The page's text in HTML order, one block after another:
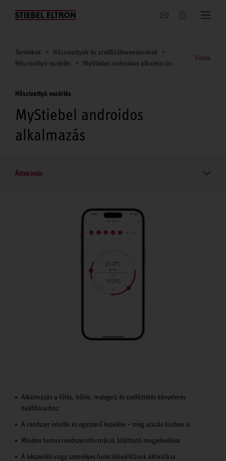
Hírek
Termékek
Hőszivattyúk és szellőzőberendezések
Hőszivattyú vezérlés
MyStiebel androidos alkalmazás
Vissza
Hőszivattyú vezérlés
MyStiebel androidos
alkalmazás
Áttekintés
Alkalmazás a fűtés, hűtés, melegvíz és szellőztetés kényelmes
beállításaihoz
A rendszer intuitív és egyszerű kezelése – még utazás közben is
Minden fontos rendszerinformáció átlátható megjelenítése
A készenléti vagy személyes funkcióbeállítások aktiválása